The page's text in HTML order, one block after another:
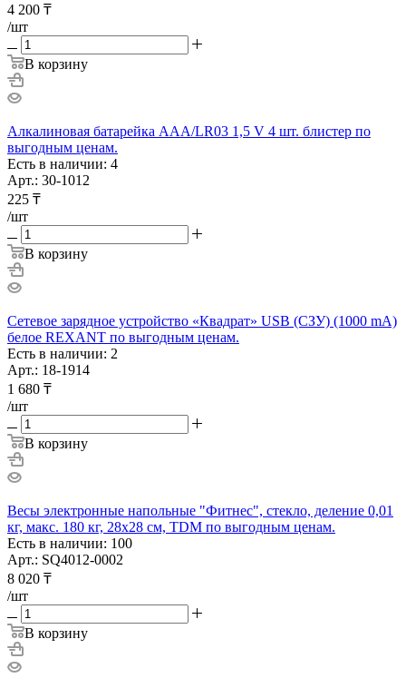
4 200 ₸
/шт
В корзину
Алкалиновая батарейка AAA/LR03 1,5 V 4 шт. блистер по
выгодным ценам.
Есть в наличии: 4
Арт.: 30-1012
225 ₸
/шт
В корзину
Сетевое зарядное устройство «Квадрат» USB (СЗУ) (1000 mA)
белое REXANT по выгодным ценам.
Есть в наличии: 2
Арт.: 18-1914
1 680 ₸
/шт
В корзину
Весы электронные напольные "Фитнес", стекло, деление 0,01
кг, макс. 180 кг, 28х28 см, TDM по выгодным ценам.
Есть в наличии: 100
Арт.: SQ4012-0002
8 020 ₸
/шт
В корзину